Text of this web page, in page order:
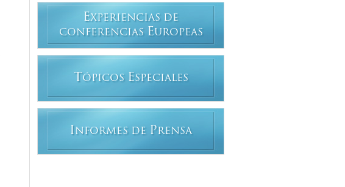
EXPERIENCIAS DE
CONFERENCIAS EUROPEAS
T ÓPICOS ESPECIALES
INFORMES DE PRENSA